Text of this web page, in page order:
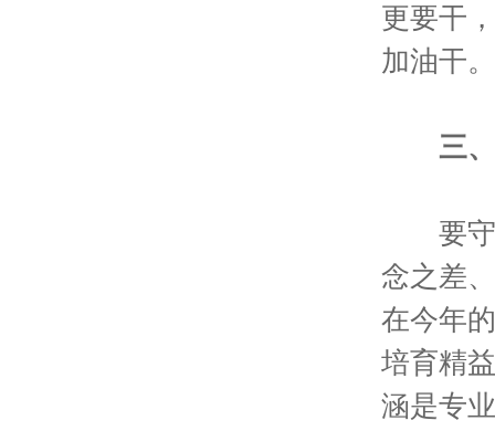
更要干
加油干。
三
要守
念之差
在今年
培育精
涵是专